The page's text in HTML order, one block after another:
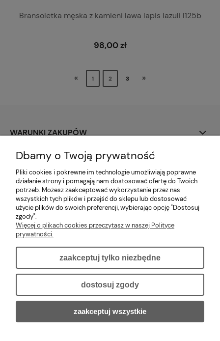
Bransoletka męska z kamieni lawa lapis lazuli l125b
98,00 zł
« 1 2 3 »
WARUNKI ZAKUPÓW
PŁATNOŚCI I DOSTAWA
MOJE KONTO
O NAS
INFORMACJE DODATKOWE
pokaż pełną wersję strony
Sklep internetowy Shoper.pl
Dbamy o Twoją prywatność
Pliki cookies i pokrewne im technologie umożliwiają poprawne
działanie strony i pomagają nam dostosować ofertę do Twoich
potrzeb. Możesz zaakceptować wykorzystanie przez nas
wszystkich tych plików i przejść do sklepu lub dostosować
użycie plików do swoich preferencji, wybierając opcję "Dostosuj
zgody".
Więcej o plikach cookies przeczytasz w naszej Polityce
prywatności.
zaakceptuj tylko niezbędne
dostosuj zgody
zaakceptuj wszystkie